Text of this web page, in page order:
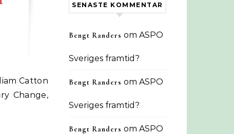
Change,
SENASTE KOMMENTAR
Bengt Randers om ASPO
Sveriges framtid?
Bengt Randers om ASPO
Sveriges framtid?
Bengt Randers om ASPO